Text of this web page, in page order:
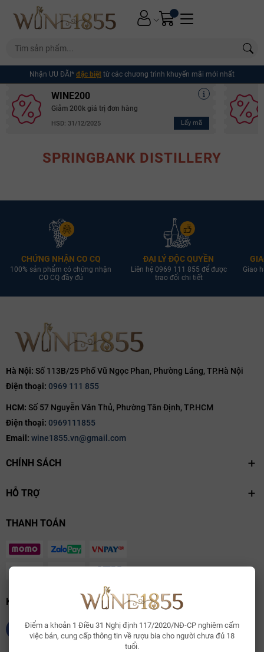
Điểm a khoản 1 Điều 31 Nghị định 117/2020/NĐ-CP nghiêm cấm
việc bán, cung cấp thông tin về rượu bia cho người chưa đủ 18
tuổi.
Nhận ƯU ĐÃI* đặc biệt từ các chương trình khuyến mãi mới nhất
WINE200
Giảm 200k giá trị đơn hàng
HSD: 31/12/2025 Lấy mã
Mã giảm giá:
Ngày hết hạn:
Điều kiện:
SPRINGBANK DISTILLERY
CHỨNG NHẬN CO CQ
100% sản phẩm có chứng nhận
CO CQ đầy đủ
ĐẠI LÝ ĐỘC QUYỀN
Liên hệ 0969 111 855 để được
trao đổi chi tiết
Giao
Hà Nội: Số 113B/25 Phố Vũ Ngọc Phan, Phường Láng, TP.Hà Nội
Điện thoại: 0969 111 855
HCM: Số 57 Nguyễn Văn Thủ, Phường Tân Định, TP.HCM
Điện thoại: 0969111855
Email: wine1855.vn@gmail.com
CHÍNH SÁCH
HỖ TRỢ
THANH TOÁN
KẾT NỐI CHÚNG TÔI